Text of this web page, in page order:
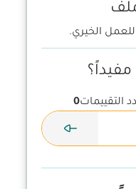
الخيري.
التقييمات0